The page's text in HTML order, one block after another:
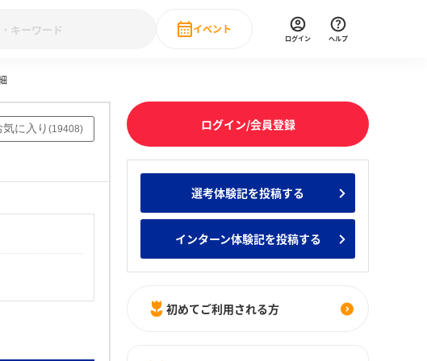
みんなの新卒就職人気企業ランキング みんなのインターン人気企業ランキ
28卒 IT・DX現場社員インタビュー
イベント
直近のイベント一覧
ログイン ヘルプ
気に入り (19408)
ログイン/会員登録
選考体験記を投稿する
インターン体験記を投稿する
初めてご利用される方